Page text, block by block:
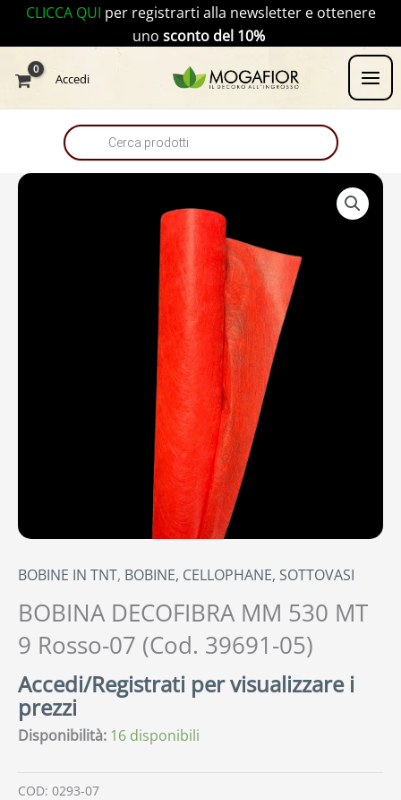
contenuto
CLICCA QUI per registrarti alla newsletter e ottenere
uno sconto del 10%
Accedi
Products
search
BOBINE IN TNT, BOBINE, CELLOPHANE, SOTTOVASI
BOBINA DECOFIBRA MM 530 MT
9 Rosso-07 (Cod. 39691-05)
Accedi/Registrati per visualizzare i
prezzi
Disponibilità: 16 disponibili
COD: 0293-07